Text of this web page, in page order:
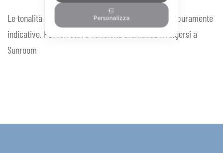
Le tonalità dei campioni colori rappresentate sono puramente
indicative. Per l'effettiva veridicità cromatica rivolgersi a
Sunroom
Personalizza